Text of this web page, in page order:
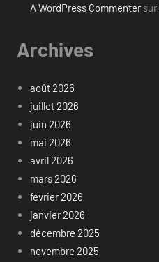
A WordPress Commentersur
Archives
août 2026
juillet 2026
juin 2026
mai 2026
avril 2026
mars 2026
février 2026
janvier 2026
décembre 2025
novembre 2025